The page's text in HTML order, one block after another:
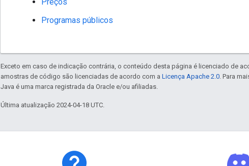
Programas públicos
Exceto em caso de indicação contrária, o conteúdo desta página é licenciado de
amostras de código são licenciadas de acordo com a Licença Apache 2.0 . Para
Java é uma marca registrada da Oracle e/ou afiliadas.
Última atualização 2024-04-18 UTC.